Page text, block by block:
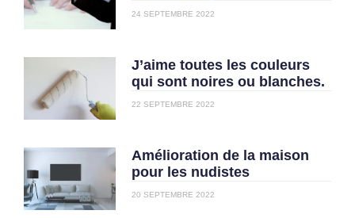
24 SEPTEMBRE 2022
J’aime toutes les couleurs
qui sont noires ou blanches.
22 SEPTEMBRE 2022
Amélioration de la maison
pour les nudistes
20 SEPTEMBRE 2022